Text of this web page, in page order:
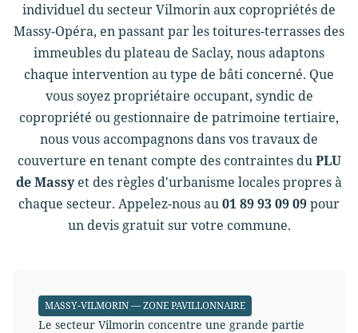
individuel du secteur Vilmorin aux copropriétés de
Massy-Opéra, en passant par les toitures-terrasses des
immeubles du plateau de Saclay, nous adaptons
chaque intervention au type de bâti concerné. Que
vous soyez propriétaire occupant, syndic de
copropriété ou gestionnaire de patrimoine tertiaire,
nous vous accompagnons dans vos travaux de
couverture en tenant compte des contraintes duPLU
de Massyet des règles d'urbanisme locales propres à
chaque secteur. Appelez-nous au01 89 93 09 09pour
un devis gratuit sur votre commune.
MASSY-VILMORIN — ZONE PAVILLONNAIRE
Le secteur Vilmorin concentre une grande partie